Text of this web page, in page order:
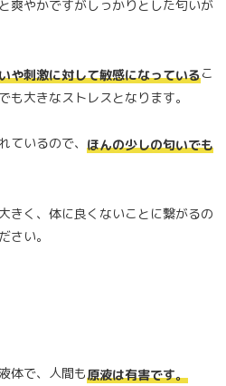
爽やかですがしっかりとした匂いが
や刺激に対して敏感になっているこ
も大きなストレスとなります。
ているので、 ほんの少しの匂いでも
きく、体に良くないことに繋がるの
さい。
体で、人間も原液は有害です。